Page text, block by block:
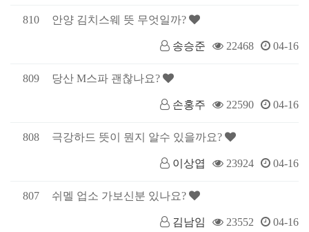
810 안양 김치스웨 뜻 무엇일까?
송승준 22468 04-16
809 당산 M스파 괜찮나요?
손홍주 22590 04-16
808 극강하드 뜻이 뭔지 알수 있을까요?
이상엽 23924 04-16
807 쉬멜 업소 가보신분 있나요?
김남임 23552 04-16